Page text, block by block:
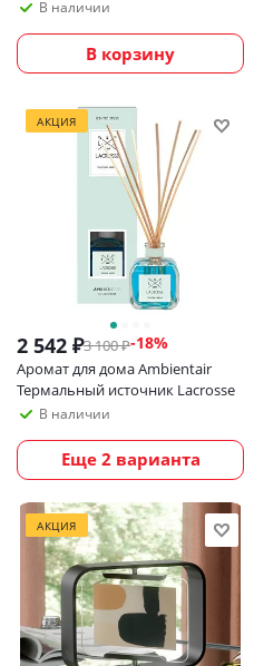
светло-серый
В наличии
В корзину
АКЦИЯ
2 542 ₽3 100₽-18%
Аромат для дома Ambientair
Термальный источник Lacrosse
В наличии
Еще 2 варианта
АКЦИЯ